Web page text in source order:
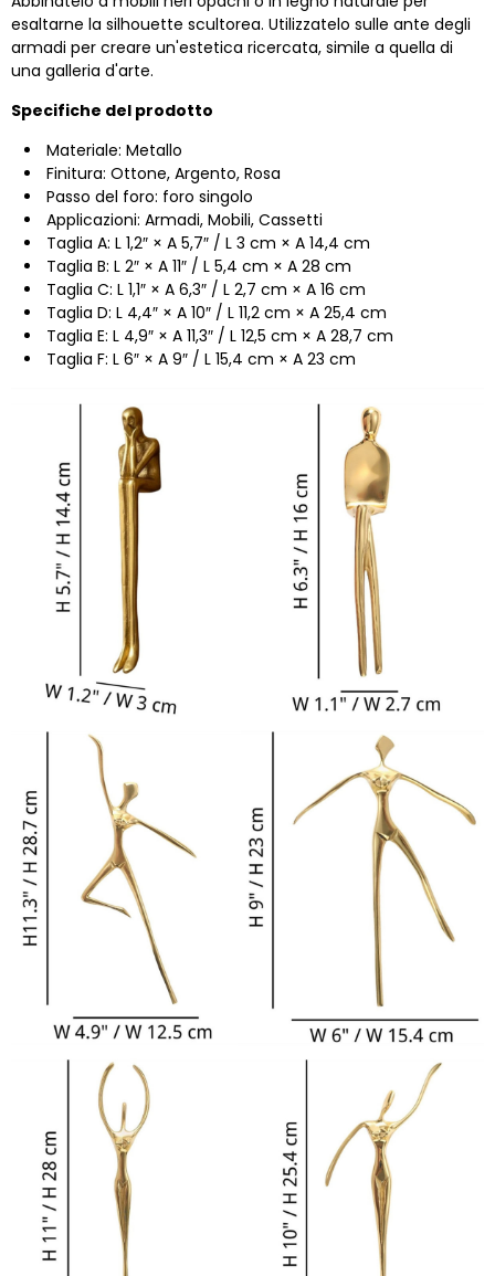
esaltarne la silhouette scultorea. Utilizzatelo sulle ante degli
armadi per creare un'estetica ricercata, simile a quella di
una galleria d'arte.
Specifiche del prodotto
Materiale: Metallo
Finitura: Ottone, Argento, Rosa
Passo del foro: foro singolo
Applicazioni: Armadi, Mobili, Cassetti
Taglia A: L 1,2″ × A 5,7″ / L 3 cm × A 14,4 cm
Taglia B: L 2″ × A 11″ / L 5,4 cm × A 28 cm
Taglia C: L 1,1″ × A 6,3″ / L 2,7 cm × A 16 cm
Taglia D: L 4,4″ × A 10″ / L 11,2 cm × A 25,4 cm
Taglia E: L 4,9″ × A 11,3″ / L 12,5 cm × A 28,7 cm
Taglia F: L 6″ × A 9″ / L 15,4 cm × A 23 cm